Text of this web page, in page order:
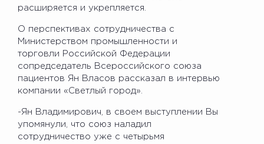
расширяется и укрепляется.
О перспективах сотрудничества с
Министерством промышленности и
торговли Российской Федерации
сопредседатель Всероссийского союза
пациентов Ян Власов рассказал в интервью
компании «Светлый город».
-Ян Владимирович, в своем выступлении Вы
упомянули, что союз наладил
сотрудничество уже с четырьмя